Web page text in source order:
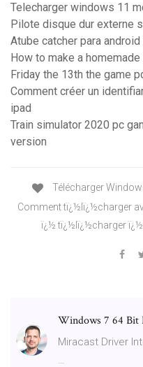
Telecharger windows 11
Pilote disque dur externe
Atube catcher para
How to make a
Friday the 13th the game
Comment créer un
ipad
Train simulator 2020 pc
version
Télécharger
Comment tï¿½lï¿½charger
ï¿½ tï¿½lï¿½charger
Windows 7 64
Miracast Driver
…